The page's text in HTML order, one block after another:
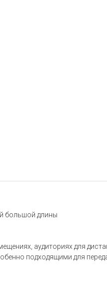
большой длины
аудиториях для
подходящими для